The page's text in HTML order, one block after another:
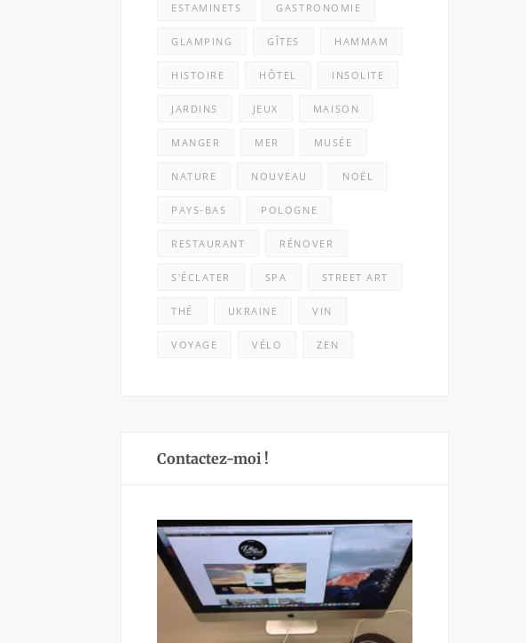
ESTAMINETS GASTRONOMIE
GLAMPING GÎTES HAMMAM
HISTOIRE HÔTEL INSOLITE
JARDINS JEUX MAISON
MANGER MER MUSÉE
NATURE NOUVEAU NOËL
PAYS-BAS POLOGNE
RESTAURANT RÉNOVER
S'ÉCLATER SPA STREET ART
THÉ UKRAINE VIN
VOYAGE VÉLO ZEN
Contactez-moi !